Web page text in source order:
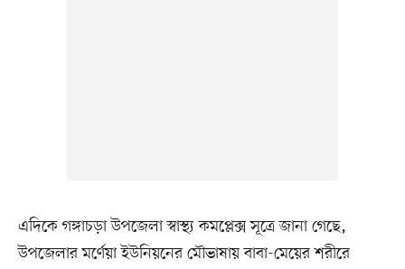
এদিকে গঙ্গাচড়া উপজেলা স্বাস্থ্য কমপ্লেক্স সূত্রে জানা গেছে,
উপজেলার মর্ণেয়া ইউনিয়নের মৌভাষায় বাবা-মেয়ের শরীরে